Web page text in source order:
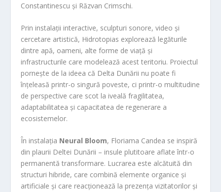
Constantinescu și Răzvan Crimschi.
Prin instalații interactive, sculpturi sonore, video și
cercetare artistică, Hidrotopias explorează legăturile
dintre apă, oameni, alte forme de viață și
infrastructurile care modelează acest teritoriu. Proiectul
pornește de la ideea că Delta Dunării nu poate fi
înțeleasă printr-o singură poveste, ci printr-o multitudine
de perspective care scot la iveală fragilitatea,
adaptabilitatea și capacitatea de regenerare a
ecosistemelor.
În instalația Neural Bloom, Floriama Candea se inspiră
din plaurii Deltei Dunării – insule plutitoare aflate într-o
permanentă transformare. Lucrarea este alcătuită din
structuri hibride, care combină elemente organice și
artificiale și care reacționează la prezența vizitatorilor și